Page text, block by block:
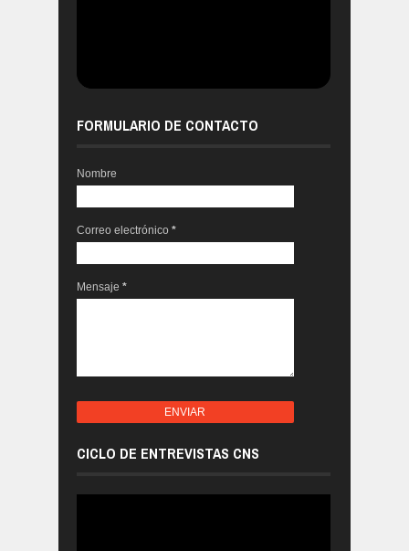
FORMULARIO DE CONTACTO
Nombre
Correo electrónico *
Mensaje *
CICLO DE ENTREVISTAS CNS